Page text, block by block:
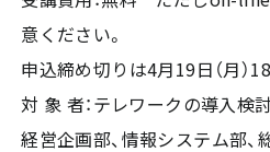
意ください。
申込締め切りは4月19日（月）
対 象 者：テレワークの導入検
経営企画部、情報システム部、